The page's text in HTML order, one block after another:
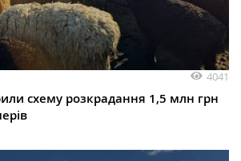
4041
схему розкрадання 1,5 млн грн